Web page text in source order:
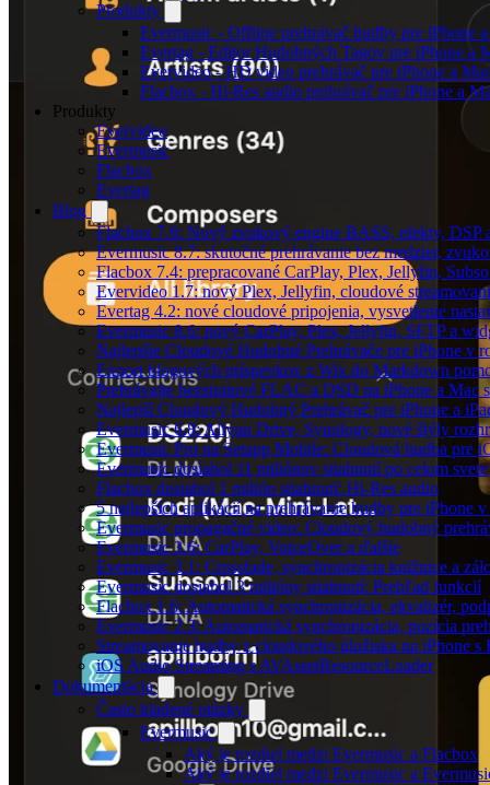
Produkty
Evermusic - Offline prehrávač hudby pre iPhone
Evertag - Editor Hudobných Tagov pre iPhone a
Evervideo - HD video prehrávač pre iPhone a
Flacbox - Hi-Res audio prehrávač pre iPhone a
Produkty
Evervideo
Evermusic
Flacbox
Evertag
Blog
Flacbox 7.6: Nový zvukový engine BASS, efekty, DSP
Evermusic 8.7: skutočné prehrávanie bez medzier,
Flacbox 7.4: prepracované CarPlay, Plex, Jellyfin,
Evervideo 1.7: nový Plex, Jellyfin, cloudové
Evertag 4.2: nové cloudové pripojenia, vysvetlenie
Evermusic 8.6: nový CarPlay, Plex, Jellyfin, SFTP a
Najlepšie Cloudové Hudobné Prehrávače pre iPhone v
Export blogových príspevkov z Wix do Markdown
Prehrávajte bezstratové FLAC a DSD na iPhone a Mac
Najlepší Cloudový Hudobný Prehrávač pre iPhone a
Evermusic 6.8: Aliyun Drive, Synology, nové štýly
Evermusic Pro na Setapp Mobile: Cloudová hudba pre
Evermusic dosiahol 11 miliónov stiahnutí po celom svete
Flacbox dosiahol 1 milión stiahnutí: Hi-Res audio
5 najlepších aplikácií na prehrávanie hudby pre iPhone
Evermusic propagačné video: Cloudový hudobný
Evermusic 3.6: CarPlay, VoiceOver a ďalšie
Evermusic 3.1: Crossfade, synchronizácia knižnice a
Evermusic dosiahol 3 milióny stiahnutí: Prehľad funkcií
Flacbox 1.6: Automatická synchronizácia, ekvalizér,
Evermusic 2.3: Automatická synchronizácia, pozícia
Streamovanie hudby z cloudového úložiska na iPhone s
iOS Audio Streaming s AVAssetResourceLoader
Dokumentácia
Často kladené otázky
Evermusic
Aký je rozdiel medzi Evermusic a Flacbox
Aký je rozdiel medzi Evermusic a